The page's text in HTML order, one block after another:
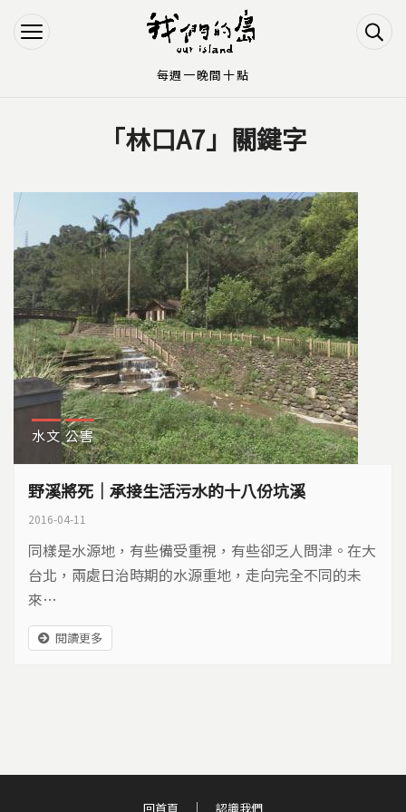
Jump to Navigation
Jump to Main content
「林口A7」關鍵字
水文 公害
野溪將死｜承接生活污水的十八份坑溪
2016-04-11
同樣是水源地，有些備受重視，有些卻乏人問津。在大
台北，兩處日治時期的水源重地，走向完全不同的未
來…
閱讀更多
回首頁 認識我們
每週一晚間十點